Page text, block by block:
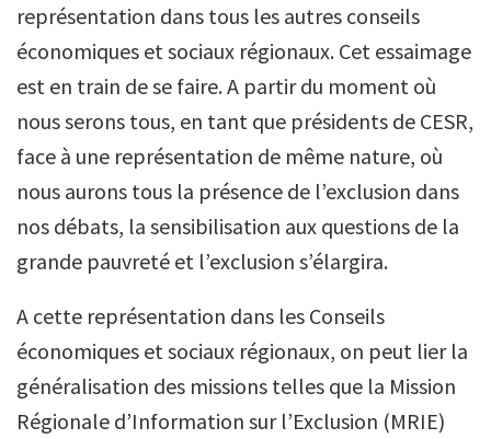
représentation dans tous les autres conseils
économiques et sociaux régionaux. Cet essaimage
est en train de se faire. A partir du moment où
nous serons tous, en tant que présidents de CESR,
face à une représentation de même nature, où
nous aurons tous la présence de l’exclusion dans
nos débats, la sensibilisation aux questions de la
grande pauvreté et l’exclusion s’élargira.
A cette représentation dans les Conseils
économiques et sociaux régionaux, on peut lier la
généralisation des missions telles que la Mission
Régionale d’Information sur l’Exclusion (MRIE)